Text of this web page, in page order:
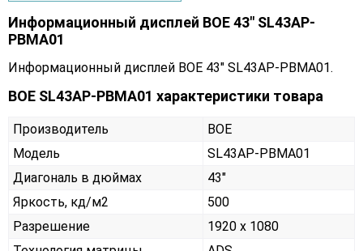
Информационный дисплей BOE 43" SL43AP-
PBMA01
Информационный дисплей BOE 43" SL43AP-PBMA01.
BOE SL43AP-PBMA01 характеристики товара
Производитель
BOE
Модель
SL43AP-PBMA01
Диагональ в дюймах
43"
Яркость, кд/м2
500
Разрешение
1920 x 1080